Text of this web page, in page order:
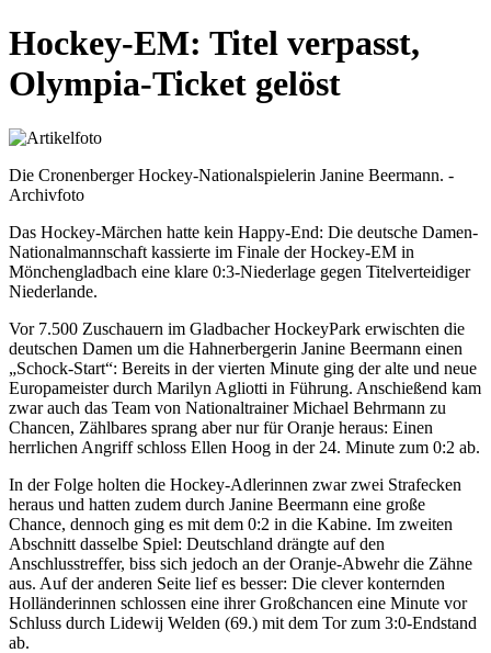
Hockey-EM: Titel verpasst,
Olympia-Ticket gelöst
Die Cronenberger Hockey-Nationalspielerin Janine Beermann. -
Archivfoto
Das Hockey-Märchen hatte kein Happy-End: Die deutsche Damen-
Nationalmannschaft kassierte im Finale der Hockey-EM in
Mönchengladbach eine klare 0:3-Niederlage gegen Titelverteidiger
Niederlande.
Vor 7.500 Zuschauern im Gladbacher HockeyPark erwischten die
deutschen Damen um die Hahnerbergerin Janine Beermann einen
„Schock-Start“: Bereits in der vierten Minute ging der alte und neue
Europameister durch Marilyn Agliotti in Führung. Anschießend kam
zwar auch das Team von Nationaltrainer Michael Behrmann zu
Chancen, Zählbares sprang aber nur für Oranje heraus: Einen
herrlichen Angriff schloss Ellen Hoog in der 24. Minute zum 0:2 ab.
In der Folge holten die Hockey-Adlerinnen zwar zwei Strafecken
heraus und hatten zudem durch Janine Beermann eine große
Chance, dennoch ging es mit dem 0:2 in die Kabine. Im zweiten
Abschnitt dasselbe Spiel: Deutschland drängte auf den
Anschlusstreffer, biss sich jedoch an der Oranje-Abwehr die Zähne
aus. Auf der anderen Seite lief es besser: Die clever konternden
Holländerinnen schlossen eine ihrer Großchancen eine Minute vor
Schluss durch Lidewij Welden (69.) mit dem Tor zum 3:0-Endstand
ab.